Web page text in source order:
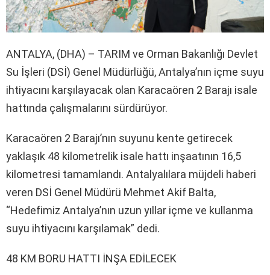
ANTALYA, (DHA) – TARIM ve Orman Bakanlığı Devlet
Su İşleri (DSİ) Genel Müdürlüğü, Antalya’nın içme suyu
ihtiyacını karşılayacak olan Karacaören 2 Barajı isale
hattında çalışmalarını sürdürüyor.
Karacaören 2 Barajı’nın suyunu kente getirecek
yaklaşık 48 kilometrelik isale hattı inşaatının 16,5
kilometresi tamamlandı. Antalyalılara müjdeli haberi
veren DSİ Genel Müdürü Mehmet Akif Balta,
“Hedefimiz Antalya’nın uzun yıllar içme ve kullanma
suyu ihtiyacını karşılamak” dedi.
48 KM BORU HATTI İNŞA EDİLECEK